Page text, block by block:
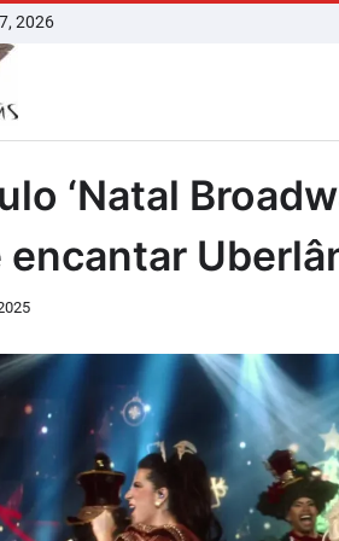
2026
‘Natal
encantar